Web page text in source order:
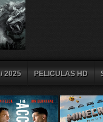
2025 PELICULAS HD